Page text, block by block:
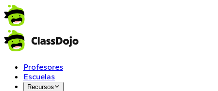
Profesores
Escuelas
Recursos